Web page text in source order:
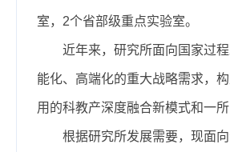
室，2个省部级重点实验室。
近年来，研究所面向国家过
能化、高端化的重大战略需求，
用的科教产深度融合新模式和一所
根据研究所发展需要，现面